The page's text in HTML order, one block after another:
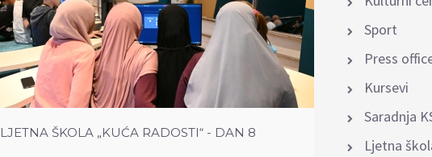
LJETNA ŠKOLA „KUĆA RADOSTI“ - DAN 8
Sport
Press
Kursevi
Saradnja
Ljetna